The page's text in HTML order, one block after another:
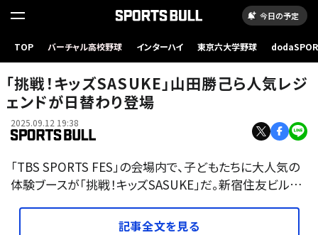
今日の予定
TOP バーチャル高校野球 インターハイ 東京六大学野球
「挑戦！キッズSASUKE」山田勝己ら人気レジ
ェンドが日替わり登場
2025.09.12 19:38
「TBS SPORTS FES」の会場内で、子どもたちに大人気の
体験ブースが「挑戦！キッズSASUKE」だ。新宿住友ビル…
記事全文を見る